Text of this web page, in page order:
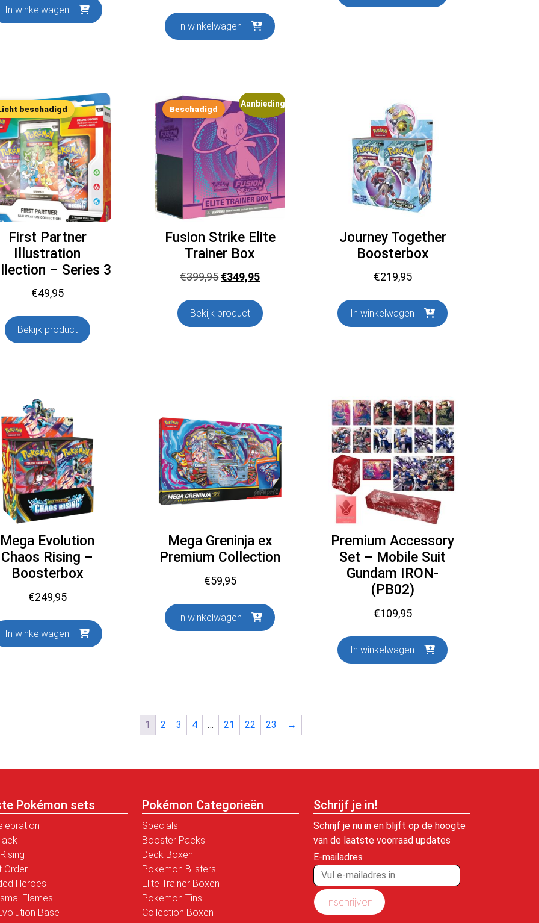
In winkelwagen
In winkelwagen
beschadigd
First Partner
Illustration
– Series 3
€49,95
Bekijk product
Aanbieding!
Beschadigd
Fusion Strike Elite
Trainer Box
€399,95 Oorspronkelijke
was:
€399,95.
€349,95Huidige
is:
€349,95.
Bekijk product
Journey Together
Boosterbox
€219,95
In winkelwagen
Mega Evolution
Chaos Rising –
Boosterbox
€249,95
In winkelwagen
Mega Greninja ex
Premium Collection
€59,95
In winkelwagen
Premium Accessory
Set – Mobile Suit
Gundam IRON-
(PB02)
€109,95
In winkelwagen
1 2 3 4 … 21 22 23 →
Pokémon sets
Order
Heroes
Flames
Base
Pokémon Categorieën
Specials
Booster Packs
Deck Boxen
Pokemon Blisters
Elite Trainer Boxen
Pokemon Tins
Collection Boxen
Schrijf je in!
Schrijf je nu in en blijft op de hoogte
van de laatste voorraad updates
E-mailadres
Inschrijven